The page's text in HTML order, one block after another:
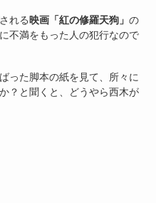
れる映画「紅の修羅天狗」 の
不満をもった人の犯行なので
った脚本の紙を見て、所々に
？と聞くと、どうやら西木が